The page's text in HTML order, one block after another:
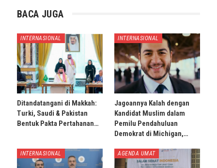
BACA JUGA
INTERNASIONAL
Ditandatangani di Makkah:
Turki, Saudi & Pakistan
Bentuk Pakta Pertahanan…
INTERNASIONAL
Jagoannya Kalah dengan
Kandidat Muslim dalam
Pemilu Pendahuluan
Demokrat di Michigan,…
INTERNASIONAL AGENDA UMAT